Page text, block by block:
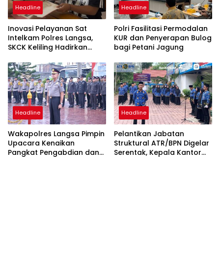
Headline
Inovasi Pelayanan Sat
Intelkam Polres Langsa,
SKCK Keliling Hadirkan
Mudah dan Humanis
Headline
Polri Fasilitasi Permodalan
KUR dan Penyerapan Bulog
bagi Petani Jagung
Headline
Wakapolres Langsa Pimpin
Upacara Kenaikan
Pangkat Pengabdian dan
Headline
Pelantikan Jabatan
Struktural ATR/BPN Digelar
Serentak, Kepala Kantor